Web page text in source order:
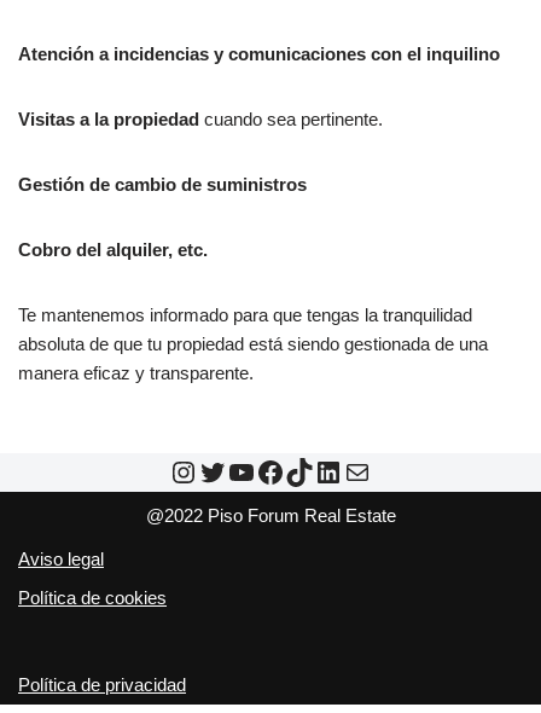
Atención a incidencias y comunicaciones con el inquilino
Visitas a la propiedad cuando sea pertinente.
Gestión de cambio de suministros
Cobro del alquiler, etc.
Te mantenemos informado para que tengas la tranquilidad
absoluta de que tu propiedad está siendo gestionada de una
manera eficaz y transparente.
@2022 Piso Forum Real Estate
Aviso legal
Política de cookies
Política de privacidad